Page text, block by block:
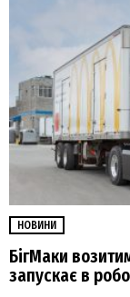
НОВИНИ
БігМаки
запускає в